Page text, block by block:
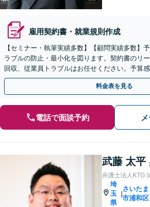
雇用契約書・就業規則作成
【セミナー・執筆実績多数】【顧問実績多数】
ラブルの防止・最小化を図ります。契約書のリ
回収、従業員トラブルはお任せください。予算
内容も柔軟に調節します【上尾駅7分】【スポッ
料金表を見る
電話で面談予約
武藤 太平
弁護士法人KTG
埼
玉
県
|
さいたま
市浦和区